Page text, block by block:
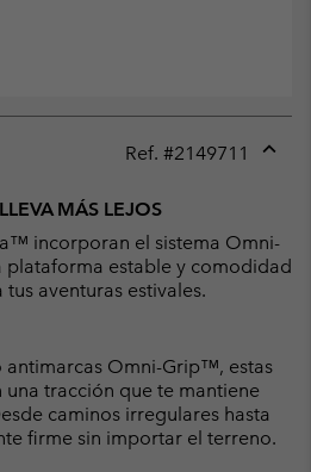
Ref. #2149711
MÁS LEJOS
incorporan el sistema Omni-
estable y comodidad
aventuras estivales.
antimarcas Omni-Grip™, estas
tracción que te mantiene
caminos irregulares hasta
firme sin importar el terreno.